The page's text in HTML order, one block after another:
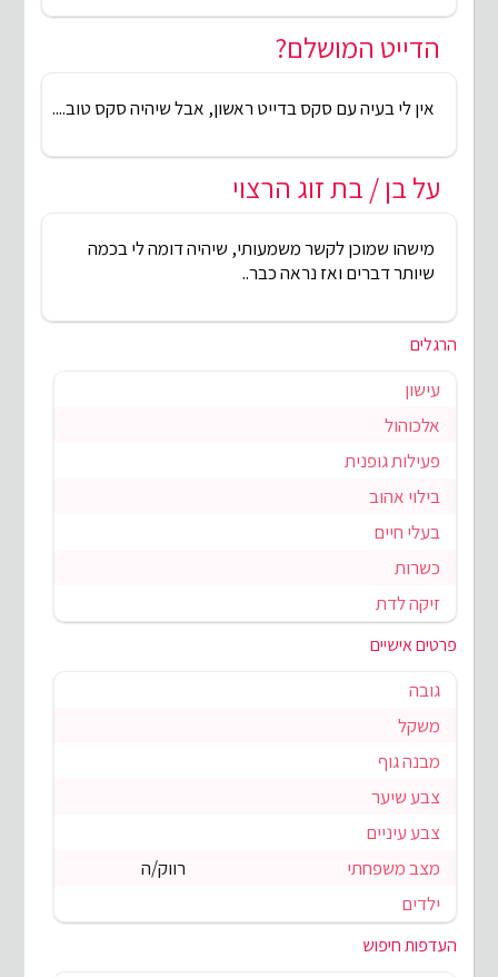
הדייט המושלם?
אין לי בעיה עם סקס בדייט ראשון, אבל שיהיה סקס טוב....
על בן / בת זוג הרצוי
מישהו שמוכן לקשר משמעותי, שיהיה דומה לי בכמה
שיותר דברים ואז נראה כבר..
הרגלים
עישון
אלכוהול
פעילות גופנית
בילוי אהוב
בעלי חיים
כשרות
זיקה לדת
פרטים אישיים
גובה
משקל
מבנה גוף
צבע שיער
צבע עיניים
מצב משפחתי
רווק/ה
ילדים
העדפות חיפוש